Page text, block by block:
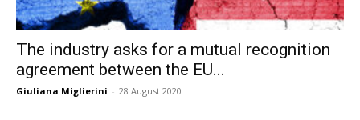
The industry asks for a mutual recognition
agreement between the EU...
Giuliana Miglierini - 28 August 2020